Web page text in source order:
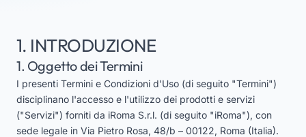
1. INTRODUZIONE
1. Oggetto dei Termini
I presenti Termini e Condizioni d'Uso (di seguito "Termini")
disciplinano l'accesso e l'utilizzo dei prodotti e servizi
("Servizi") forniti da iRoma S.r.l. (di seguito "iRoma"), con
sede legale in Via Pietro Rosa, 48/b – 00122, Roma (Italia).